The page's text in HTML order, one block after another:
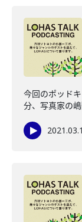
今回のポッド
分、写真家の嶋